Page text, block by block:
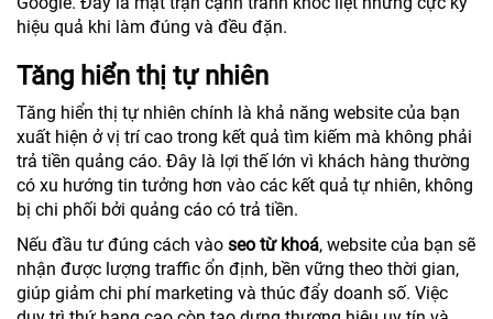
hiệu quả khi làm đúng và đều đặn.
Tăng hiển thị tự nhiên
Tăng hiển thị tự nhiên chính là khả năng website của bạn
xuất hiện ở vị trí cao trong kết quả tìm kiếm mà không phải
trả tiền quảng cáo. Đây là lợi thế lớn vì khách hàng thường
có xu hướng tin tưởng hơn vào các kết quả tự nhiên, không
bị chi phối bởi quảng cáo có trả tiền.
Nếu đầu tư đúng cách vào seo từ khoá, website của bạn sẽ
nhận được lượng traffic ổn định, bền vững theo thời gian,
giúp giảm chi phí marketing và thúc đẩy doanh số. Việc